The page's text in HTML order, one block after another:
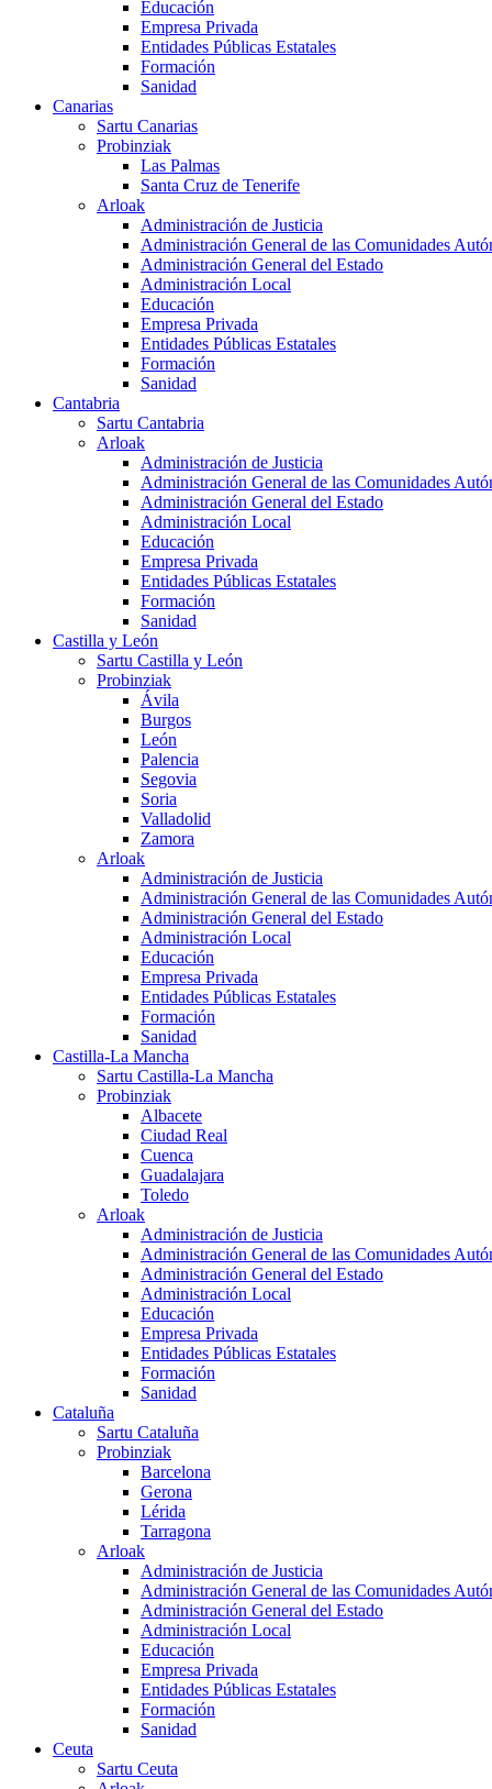
Educación
Empresa Privada
Entidades Públicas Estatales
Formación
Sanidad
Canarias
Sartu Canarias
Probinziak
Las Palmas
Santa Cruz de Tenerife
Arloak
Administración de Justicia
Administración General de las Comunidades
Administración General del Estado
Administración Local
Educación
Empresa Privada
Entidades Públicas Estatales
Formación
Sanidad
Cantabria
Sartu Cantabria
Arloak
Administración de Justicia
Administración General de las Comunidades
Administración General del Estado
Administración Local
Educación
Empresa Privada
Entidades Públicas Estatales
Formación
Sanidad
Castilla y León
Sartu Castilla y León
Probinziak
Ávila
Burgos
León
Palencia
Segovia
Soria
Valladolid
Zamora
Arloak
Administración de Justicia
Administración General de las Comunidades
Administración General del Estado
Administración Local
Educación
Empresa Privada
Entidades Públicas Estatales
Formación
Sanidad
Castilla-La Mancha
Sartu Castilla-La Mancha
Probinziak
Albacete
Ciudad Real
Cuenca
Guadalajara
Toledo
Arloak
Administración de Justicia
Administración General de las Comunidades
Administración General del Estado
Administración Local
Educación
Empresa Privada
Entidades Públicas Estatales
Formación
Sanidad
Cataluña
Sartu Cataluña
Probinziak
Barcelona
Gerona
Lérida
Tarragona
Arloak
Administración de Justicia
Administración General de las Comunidades
Administración General del Estado
Administración Local
Educación
Empresa Privada
Entidades Públicas Estatales
Formación
Sanidad
Ceuta
Sartu Ceuta